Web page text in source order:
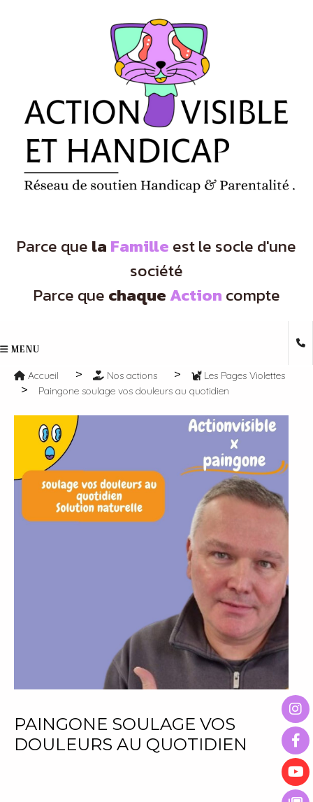
Parce que la Famille est le socle d'une
société
Parce que chaqueAction compte
MENU
Accueil Nos actions
Les Pages Violettes
Paingone soulage vos douleurs au quotidien
PAINGONE SOULAGE VOS
DOULEURS AU QUOTIDIEN